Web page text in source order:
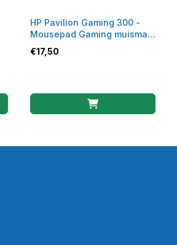
HP Pavilion Gaming 300 -
Mousepad Gaming muismat
Zwart
€17,50